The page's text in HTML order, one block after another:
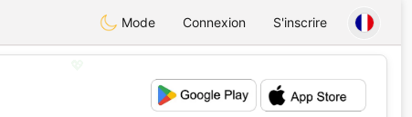
Mode Connexion S'inscrire